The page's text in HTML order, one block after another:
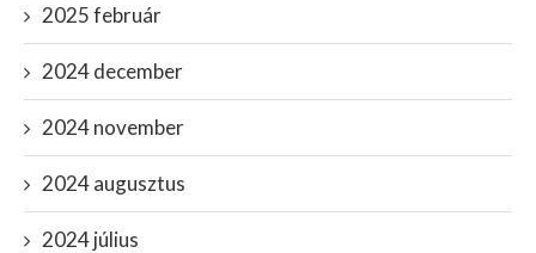
2025 február
2024 december
2024 november
2024 augusztus
2024 július